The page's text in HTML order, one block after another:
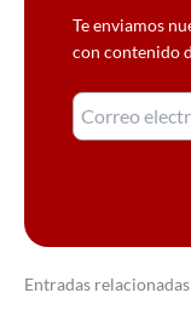
Te enviamos
con contenido
Entradas